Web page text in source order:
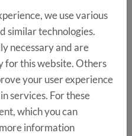
Marija
- Nachhaltige
AI-Charge
we use various
similar technologies.
necessary and are
for this website. Others
your user experience
services. For these
which you can
information